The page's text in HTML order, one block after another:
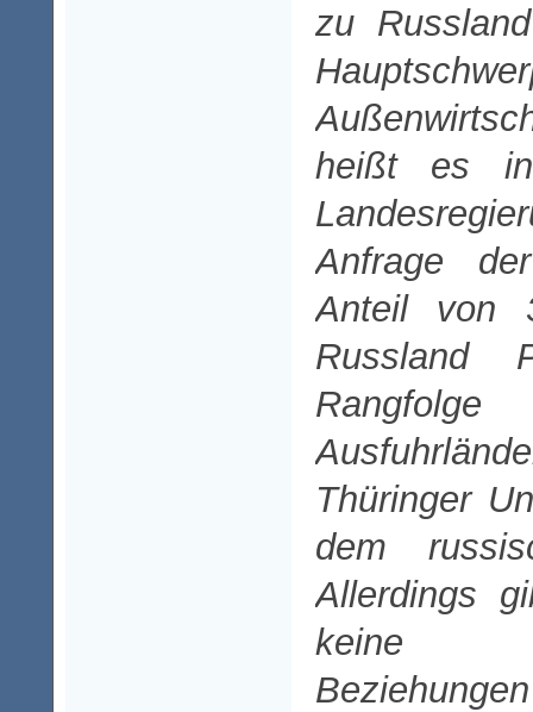
zu
heißt es
Anfrage
Anteil von
Thüringer
dem
Allerdings
keine